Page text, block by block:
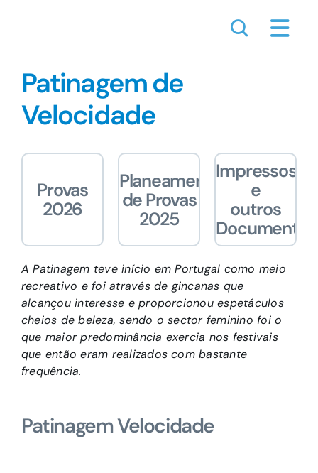
Patinagem de
Velocidade
Provas
2026
Planeamento
de Provas
2025
Impressos
e
outros
Documentos
A Patinagem teve início em Portugal como meio
recreativo e foi através de gincanas que
alcançou interesse e proporcionou espetáculos
cheios de beleza, sendo o sector feminino foi o
que maior predominância exercia nos festivais
que então eram realizados com bastante
frequência.
Patinagem Velocidade